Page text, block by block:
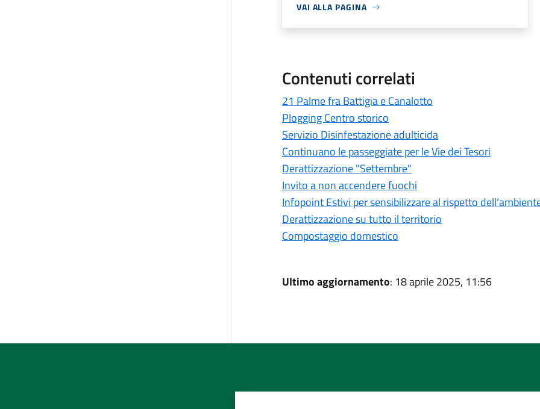
VAI ALLA PAGINA
Contenuti correlati
21 Palme fra Battigia e Canalotto
Plogging Centro storico
Servizio Disinfestazione adulticida
Continuano le passeggiate per le Vie dei Tesori
Derattizzazione "Settembre"
Invito a non accendere fuochi
Infopoint Estivi per sensibilizzare al rispetto
Derattizzazione su tutto il territorio
Compostaggio domestico
Ultimo aggiornamento: 18 aprile 2025, 11:56